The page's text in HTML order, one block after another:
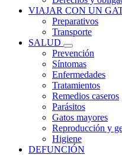
VIAJAR CON UN
Preparativos
Transporte
SALUD
Prevención
Síntomas
Enfermedades
Tratamientos
Remedios caseros
Parásitos
Gatos mayores
Reproducción y
Higiene
DEFUNCIÓN